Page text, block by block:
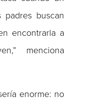
padres buscan
encontrarla a
menciona
enorme: no